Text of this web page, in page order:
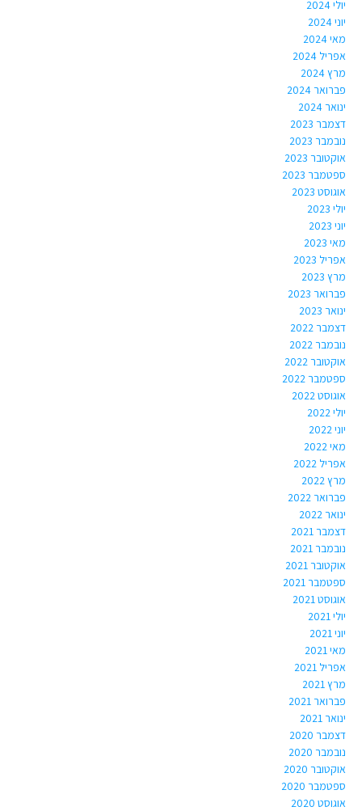
יולי 2024
יוני 2024
מאי 2024
אפריל 2024
מרץ 2024
פברואר 2024
ינואר 2024
דצמבר 2023
נובמבר 2023
אוקטובר 2023
ספטמבר 2023
אוגוסט 2023
יולי 2023
יוני 2023
מאי 2023
אפריל 2023
מרץ 2023
פברואר 2023
ינואר 2023
דצמבר 2022
נובמבר 2022
אוקטובר 2022
ספטמבר 2022
אוגוסט 2022
יולי 2022
יוני 2022
מאי 2022
אפריל 2022
מרץ 2022
פברואר 2022
ינואר 2022
דצמבר 2021
נובמבר 2021
אוקטובר 2021
ספטמבר 2021
אוגוסט 2021
יולי 2021
יוני 2021
מאי 2021
אפריל 2021
מרץ 2021
פברואר 2021
ינואר 2021
דצמבר 2020
נובמבר 2020
אוקטובר 2020
ספטמבר 2020
אוגוסט 2020